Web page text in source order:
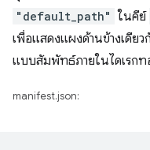
"default_path" ในคีย์
เพื่อแสดงแผงด้านข้างเดีย
แบบสัมพัทธ์ภายในไดเรกท
manifest.json: